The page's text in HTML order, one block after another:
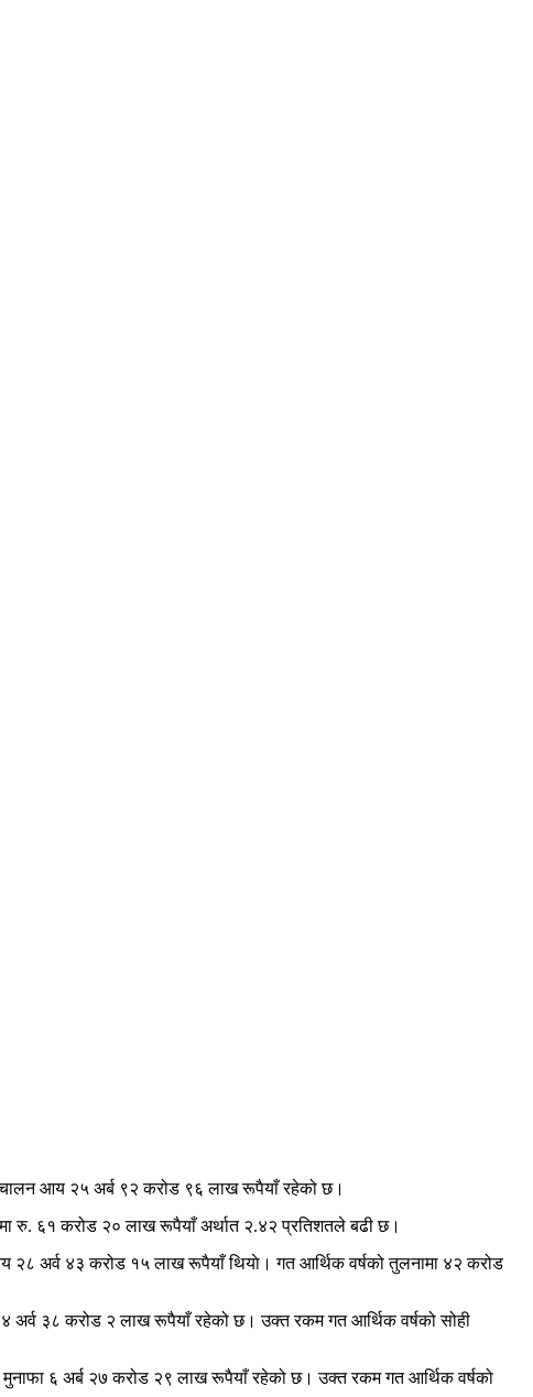
आय २५ अर्ब ९२ करोड ९६ लाख रूपैयाँ रहेको छ।
रु. ६१ करोड २० लाख रूपैयाँ अर्थात २.४२ प्रतिशतले बढी छ।
अर्व ४३ करोड १५ लाख रूपैयाँ थियाे। गत आर्थिक वर्षको तुलनामा ४२ करोड
अर्व ३८ करोड २ लाख रूपैयाँ रहेको छ। उक्त रकम गत आर्थिक वर्षको सोही
६ अर्ब २७ करोड २९ लाख रूपैयाँ रहेको छ। उक्त रकम गत आर्थिक वर्षको